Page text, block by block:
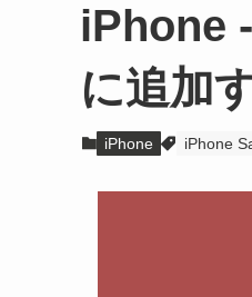
iPhone
に追加
iPhone iPhone